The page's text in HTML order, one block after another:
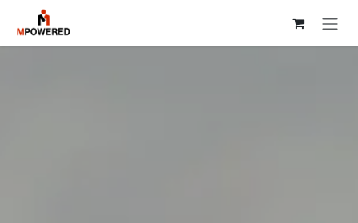
コンテンツへスキップ